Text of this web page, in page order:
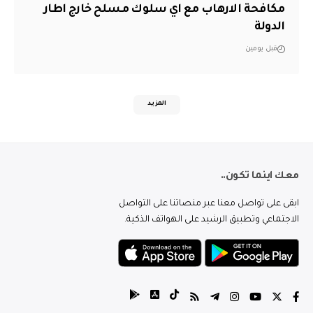
مكافحة الارهاب مع اي سلوك مسلح خارج اطار
الدولة
قبل يومين
المزيد
معك اينما تكون..
ابقى على تواصل معنا عبر منصاتنا على التواصل
الاجتماعي وتطبيق الرشيد على الهواتف الذكية.